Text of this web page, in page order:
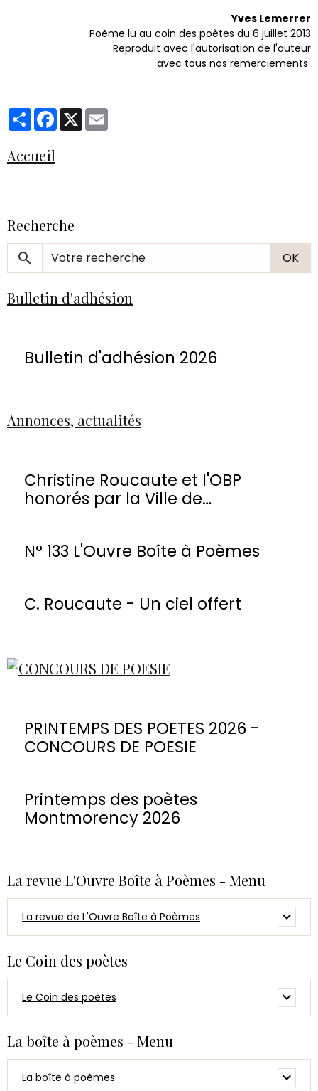
Yves Lemerrer
Poème lu au coin des poètes du 6 juillet 2013
Reproduit avec l'autorisation de l'auteur
avec tous nos remerciements
PartagerFacebook
X
Accueil
Recherche
OK
Bulletin d'adhésion
Bulletin d'adhésion 2026
Annonces, actualités
Christine Roucaute et l'OBP
honorés par la Ville de
N° 133 L'Ouvre Boîte à Poèmes
C. Roucaute - Un ciel offert
PRINTEMPS DES POETES 2026 -
CONCOURS DE POESIE
Printemps des poètes
Montmorency 2026
La revue L'Ouvre Boîte à Poèmes - Menu
La revue de L'Ouvre Boîte à Poèmes
Le Coin des poètes
Le Coin des poètes
La boîte à poèmes - Menu
La boîte à poèmes